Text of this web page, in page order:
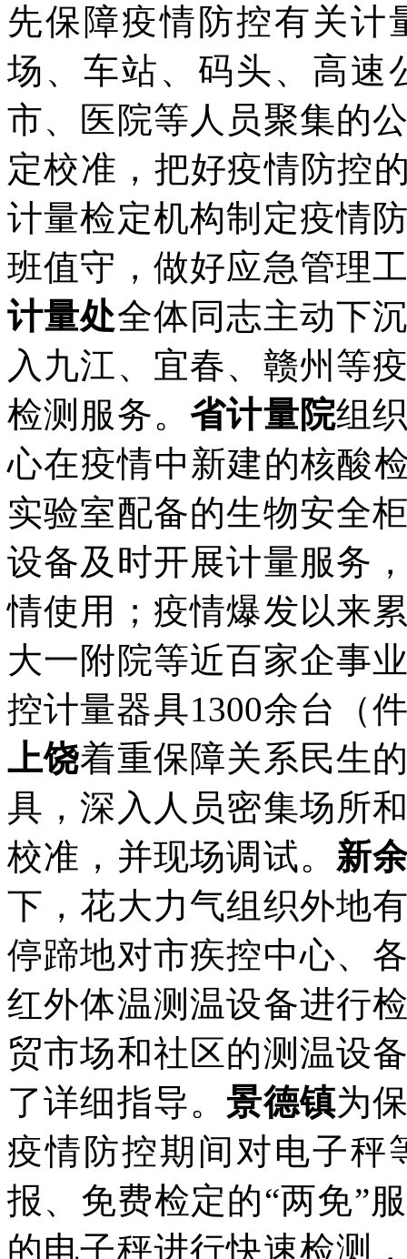
先保障疫情防控有关计
场、车站、码头、高速
市、医院等人员聚集的
定校准，把好疫情防控
计量检定机构制定疫情
班值守，做好应急管理
计量处全体同志主动下
入九江、宜春、赣州等
检测服务。省计量院组
心在疫情中新建的核酸
实验室配备的生物安全
设备及时开展计量服务
情使用；疫情爆发以来
大一附院等近百家企事
控计量器具1300余台（
上饶着重保障关系民生
具，深入人员密集场所
校准，并现场调试。 新
下，花大力气组织外地
停蹄地对市疾控中心、
红外体温测温设备进行
贸市场和社区的测温设
了详细指导。 景德镇为
疫情防控期间对电子秤
报、免费检定的“两免”
的电子秤进行快速检测